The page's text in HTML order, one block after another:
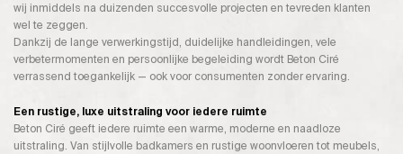
wij inmiddels na duizenden succesvolle projecten en tevreden klanten
wel te zeggen.
Dankzij de lange verwerkingstijd, duidelijke handleidingen, vele
verbetermomenten en persoonlijke begeleiding wordt Beton Ciré
verrassend toegankelijk — ook voor consumenten zonder ervaring.
Een rustige, luxe uitstraling voor iedere ruimte
Beton Ciré geeft iedere ruimte een warme, moderne en naadloze
uitstraling. Van stijlvolle badkamers en rustige woonvloeren tot meubels,